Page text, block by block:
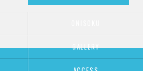
GALLERY